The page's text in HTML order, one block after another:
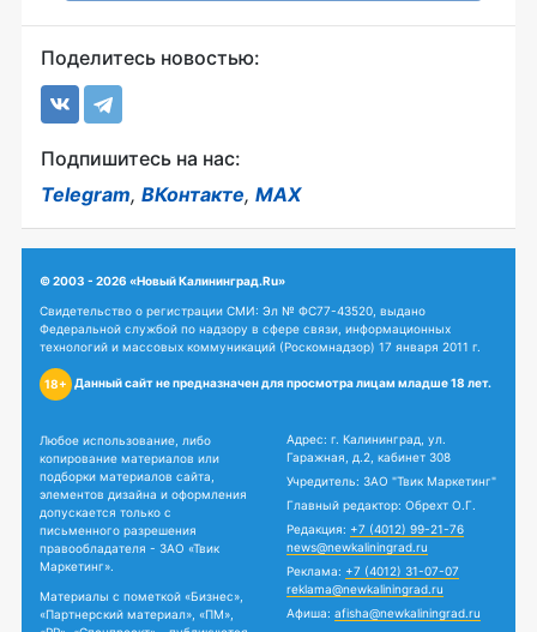
Поделитесь новостью:
Подпишитесь на нас:
Telegram, ВКонтакте, MAX
© 2003 - 2026 «Новый Калининград.Ru»
Свидетельство о регистрации СМИ: Эл № ФС77-43520, выдано
Федеральной службой по надзору в сфере связи, информационных
технологий и массовых коммуникаций (Роскомнадзор) 17 января 2011 г.
18+ Данный сайт не предназначен для просмотра лицам младше 18 лет.
Любое использование, либо
копирование материалов или
подборки материалов сайта,
элементов дизайна и оформления
допускается только с
письменного разрешения
правообладателя - ЗАО «Твик
Маркетинг».
Материалы с пометкой «Бизнес»,
«Партнерский материал», «ПМ»,
Адрес: г. Калининград, ул.
Гаражная, д.2, кабинет 308
Учредитель: ЗАО "Твик Маркетинг"
Главный редактор: Обрехт О.Г.
Редакция: +7 (4012) 99-21-76
news@newkaliningrad.ru
Реклама: +7 (4012) 31-07-07
reklama@newkaliningrad.ru
Афиша: afisha@newkaliningrad.ru